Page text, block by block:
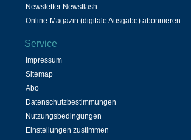
Newsletter Newsflash
Online-Magazin (digitale Ausgabe) abonnieren
Service
Impressum
Sitemap
Abo
Datenschutzbestimmungen
Nutzungsbedingungen
Einstellungen zustimmen